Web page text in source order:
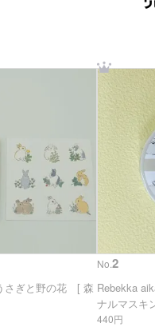
さぎと野の花 [ 森
No. 2
Rebekka
ナルマスキ
440円